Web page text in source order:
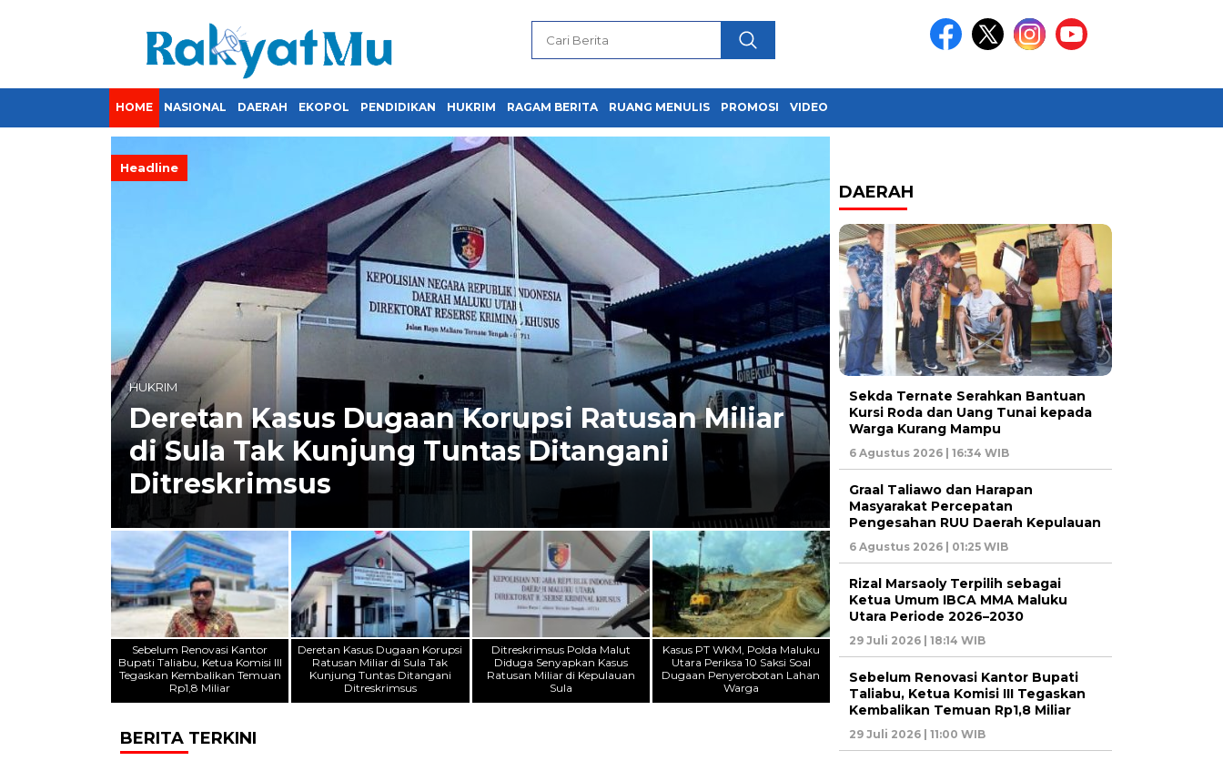
HOME NASIONAL DAERAH EKOPOL PENDIDIKAN HUKRIM RAGAM BERITA RUANG MENULIS PROMOSI VIDEO
Headline
HUKRIM
Deretan Kasus Dugaan Korupsi Ratusan Miliar
di Sula Tak Kunjung Tuntas Ditangani
Ditreskrimsus
HUKRIM
Ditreskrimsus Polda
Kasus Ratusan Miliar di
Sebelum Renovasi Kantor
Bupati Taliabu, Ketua Komisi III
Tegaskan Kembalikan Temuan
Rp1,8 Miliar
Deretan Kasus Dugaan Korupsi
Ratusan Miliar di Sula Tak
Kunjung Tuntas Ditangani
Ditreskrimsus
Ditreskrimsus Polda Malut
Diduga Senyapkan Kasus
Ratusan Miliar di Kepulauan
Sula
Kasus PT WKM, Polda Maluku
Utara Periksa 10 Saksi Soal
Dugaan Penyerobotan Lahan
Warga
BERITA TERKINI
DAERAH
Sekda Ternate Serahkan Bantuan
Kursi Roda dan Uang Tunai kepada
Warga Kurang Mampu
6 Agustus 2026 | 16:34 WIB
Graal Taliawo dan Harapan
Masyarakat Percepatan
Pengesahan RUU Daerah Kepulauan
6 Agustus 2026 | 01:25 WIB
Rizal Marsaoly Terpilih sebagai
Ketua Umum IBCA MMA Maluku
Utara Periode 2026–2030
29 Juli 2026 | 18:14 WIB
Sebelum Renovasi Kantor Bupati
Taliabu, Ketua Komisi III Tegaskan
Kembalikan Temuan Rp1,8 Miliar
29 Juli 2026 | 11:00 WIB